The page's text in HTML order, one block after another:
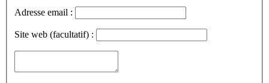
Adresse email :
Site web (facultatif) :